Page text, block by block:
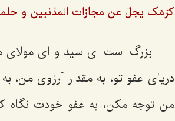
کرَمَک یجلّ عن مجازات المذنبین و
بزرگ است ای سید و ای
دریای عفو تو، به مقدار آرزوی من،
من توجه مکن، به عفو خودت نگاه